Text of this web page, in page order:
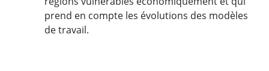
prend en compte les évolutions des modèles
de travail.